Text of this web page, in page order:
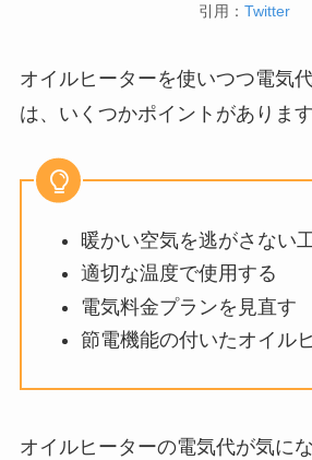
引用： Twitter
オイルヒーターを使いつつ電気
は、いくつかポイントがあります
暖かい空気を逃がさない
適切な温度で使用する
電気料金プランを見直す
節電機能の付いたオイル
オイルヒーターの電気代が気にな